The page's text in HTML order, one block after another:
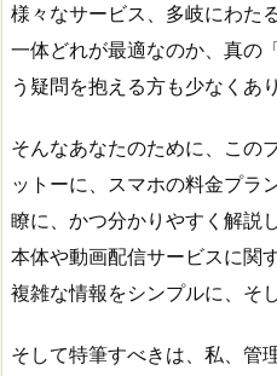
様々なサービス、多岐にわた
一体どれが最適なのか、真の
う疑問を抱える方も少なくあ
そんなあなたのために、この
ットーに、スマホの料金プラ
瞭に、かつ分かりやすく解説
本体や動画配信サービスに関
複雑な情報をシンプルに、そ
そして特筆すべきは、私、管